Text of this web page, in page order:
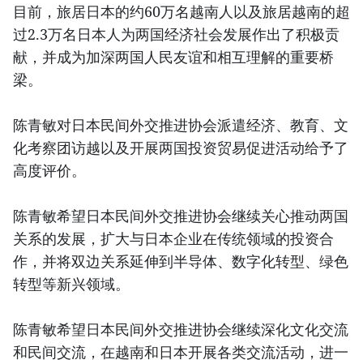
目前，旅居日本的约60万名越南人以及旅居越南的超
过2.3万名日本人为两国经济社会发展作出了积极贡
献，并成为加深两国人民友谊和相互理解的重要桥
梁。
陈青敏对日本民间外交推进协会派遣经济、教育、文
化考察团访越以及开展两国投资贸易促进活动给予了
高度评价。
陈青敏希望日本民间外交推进协会继续关心推动两国
关系的发展，扩大与日本企业在传统领域的投资合
作，并将双边关系延伸到半导体、数字化转型、绿色
转型等新兴领域。
陈青敏希望日本民间外交推进协会继续深化文化交流
和民间交流，在越南和日本开展各类交流活动，进一